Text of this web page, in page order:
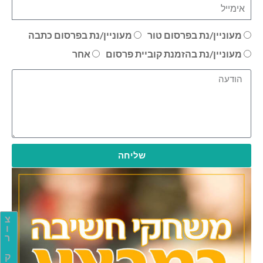
צ
ו
ר
ק
מעוניין/נת בפרסום טור
מעוניין/נת בפרסום כתבה
מעוניין/נת בהזמנת קוביית פרסום
אחר
שליחה